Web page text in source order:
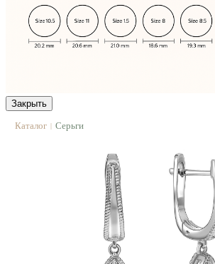
Закрыть
Каталог | Серьги